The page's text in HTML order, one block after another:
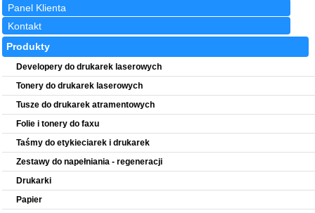
Panel Klienta
Kontakt
Produkty
Developery do drukarek laserowych
Tonery do drukarek laserowych
Tusze do drukarek atramentowych
Folie i tonery do faxu
Taśmy do etykieciarek i drukarek
Zestawy do napełniania - regeneracji
Drukarki
Papier